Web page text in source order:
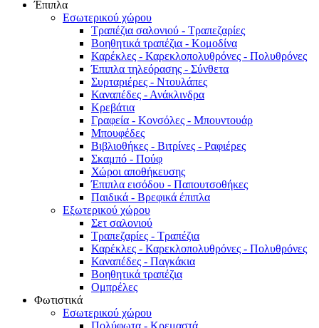
Έπιπλα
Εσωτερικού χώρου
Τραπέζια σαλονιού - Τραπεζαρίες
Βοηθητικά τραπέζια - Κομοδίνα
Καρέκλες - Καρεκλοπολυθρόνες - Πολυθρόνες
Έπιπλα τηλεόρασης - Σύνθετα
Συρταριέρες - Ντουλάπες
Καναπέδες - Ανάκλινδρα
Κρεβάτια
Γραφεία - Κονσόλες - Μπουντουάρ
Μπουφέδες
Βιβλιοθήκες - Βιτρίνες - Ραφιέρες
Σκαμπό - Πούφ
Χώροι αποθήκευσης
Έπιπλα εισόδου - Παπουτσοθήκες
Παιδικά - Βρεφικά έπιπλα
Εξωτερικού χώρου
Σετ σαλονιού
Τραπεζαρίες - Τραπέζια
Καρέκλες - Καρεκλοπολυθρόνες - Πολυθρόνες
Καναπέδες - Παγκάκια
Βοηθητικά τραπέζια
Ομπρέλες
Φωτιστικά
Εσωτερικού χώρου
Πολύφωτα - Κρεμαστά